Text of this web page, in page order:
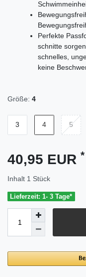
Perfekte
schnitte
schnelles,
keine
Größe: 4
3 4 5
40,95 EUR *
Inhalt 1 Stück
Lieferzeit: 1- 3 Tage*